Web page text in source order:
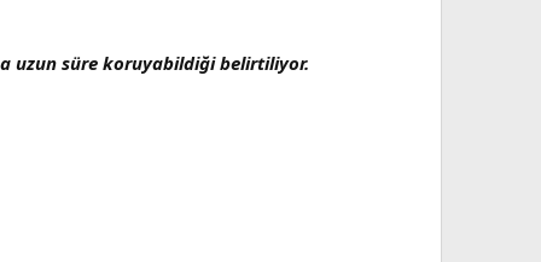
uzun süre koruyabildiği belirtiliyor.